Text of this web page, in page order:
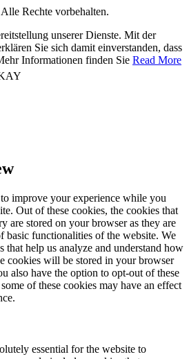
Rechte vorbehalten.
unserer Dienste. Mit der
Sie sich damit einverstanden, dass
Informationen finden Sie Read More
improve your experience while you
Out of these cookies, the cookies that
are stored on your browser as they are
basic functionalities of the website. We
that help us analyze and understand how
cookies will be stored in your browser
also have the option to opt-out of these
of these cookies may have an effect
essential for the website to